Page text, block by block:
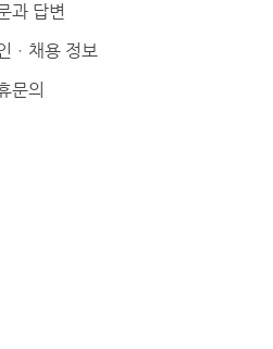
과 답변
ㆍ채용 정보
문의